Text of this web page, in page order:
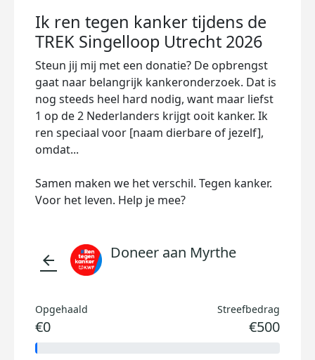
Ik ren tegen kanker tijdens de
TREK Singelloop Utrecht 2026
Steun jij mij met een donatie? De opbrengst
gaat naar belangrijk kankeronderzoek. Dat is
nog steeds heel hard nodig, want maar liefst
1 op de 2 Nederlanders krijgt ooit kanker. Ik
ren speciaal voor [naam dierbare of jezelf],
omdat...
Samen maken we het verschil. Tegen kanker.
Voor het leven. Help je mee?
arrow_back Doneer aan Myrthe
Opgehaald
€0
Streefbedrag
€500